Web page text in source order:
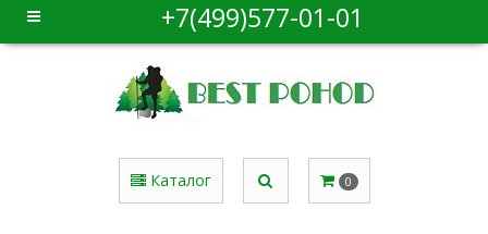
+7(499)577-01-01
Каталог 0